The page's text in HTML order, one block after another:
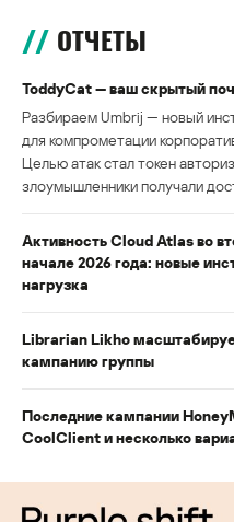
ОТЧЕТЫ
ToddyCat — ваш скрытый
Разбираем Umbrij — новый
для компрометации
Целью атак стал токен
злоумышленники получали
Активность Cloud Atlas во
начале 2026 года: новые
нагрузка
Librarian Likho
кампанию группы
Последние кампании
CoolClient и несколько